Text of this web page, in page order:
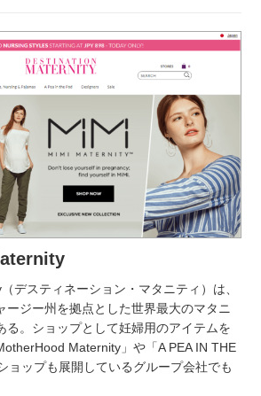
デスティネーション・マタニティ）は、
ージー州を拠点とした世界最大のマタニ
る。ショップとして妊婦用のアイテムを
Maternity」や「A PEA IN THE
ョップも展開しているグループ会社でも